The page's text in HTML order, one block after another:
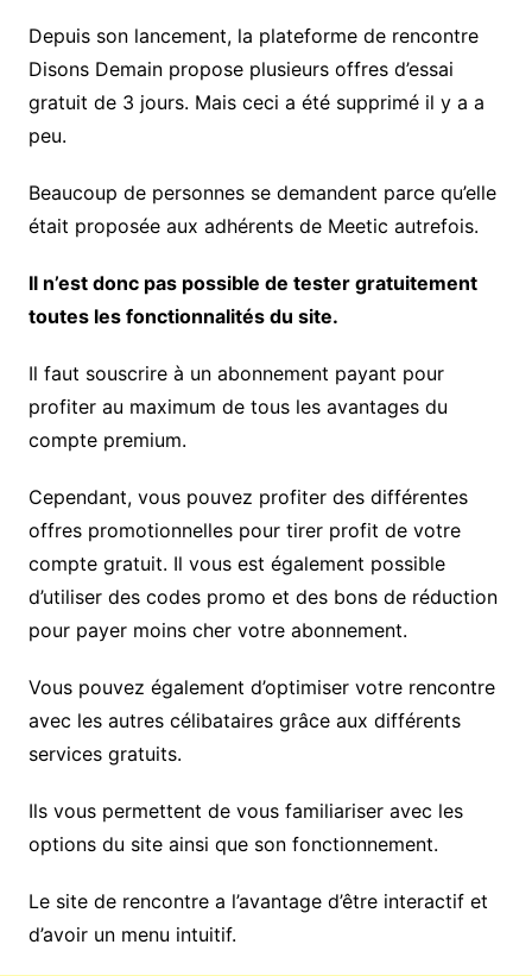
Depuis son lancement, la plateforme de rencontre
Disons Demain propose plusieurs offres d’essai
gratuit de 3 jours. Mais ceci a été supprimé il y a a
peu.
Beaucoup de personnes se demandent parce qu’elle
était proposée aux adhérents de Meetic autrefois.
Il n’est donc pas possible de tester gratuitement
toutes les fonctionnalités du site.
Il faut souscrire à un abonnement payant pour
profiter au maximum de tous les avantages du
compte premium.
Cependant, vous pouvez profiter des différentes
offres promotionnelles pour tirer profit de votre
compte gratuit. Il vous est également possible
d’utiliser des codes promo et des bons de réduction
pour payer moins cher votre abonnement.
Vous pouvez également d’optimiser votre rencontre
avec les autres célibataires grâce aux différents
services gratuits.
Ils vous permettent de vous familiariser avec les
options du site ainsi que son fonctionnement.
Le site de rencontre a l’avantage d’être interactif et
d’avoir un menu intuitif.